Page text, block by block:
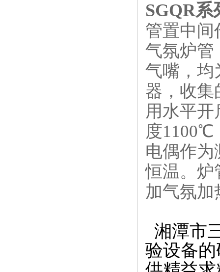
SGQR
管置中间
气氛炉管
气嘴，均
器，收集
用水平
度1100℃
电偶作为
恒温。炉
加气氛加
湘潭市
验设备